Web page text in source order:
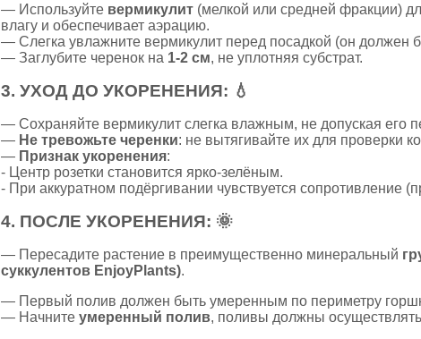
— Используйте вермикулит (мелкой или средней фракции)
влагу и обеспечивает аэрацию.
— Слегка увлажните вермикулит перед посадкой (он
— Заглубите черенок на 1-2 см, не уплотняя субстрат.
3. УХОД ДО УКОРЕНЕНИЯ: 💧
— Сохраняйте вермикулит слегка влажным, не допуская его
— Не тревожьте черенки: не вытягивайте их для проверки
— Признак укоренения:
- Центр розетки становится ярко-зелёным.
- При аккуратном подёргивании чувствуется сопротивление
4. ПОСЛЕ УКОРЕНЕНИЯ: 🌞
— Пересадите растение в преимущественно минеральный
суккулентов EnjoyPlants).
— Первый полив должен быть умеренным по периметру
— Начните умеренный полив, поливы должны